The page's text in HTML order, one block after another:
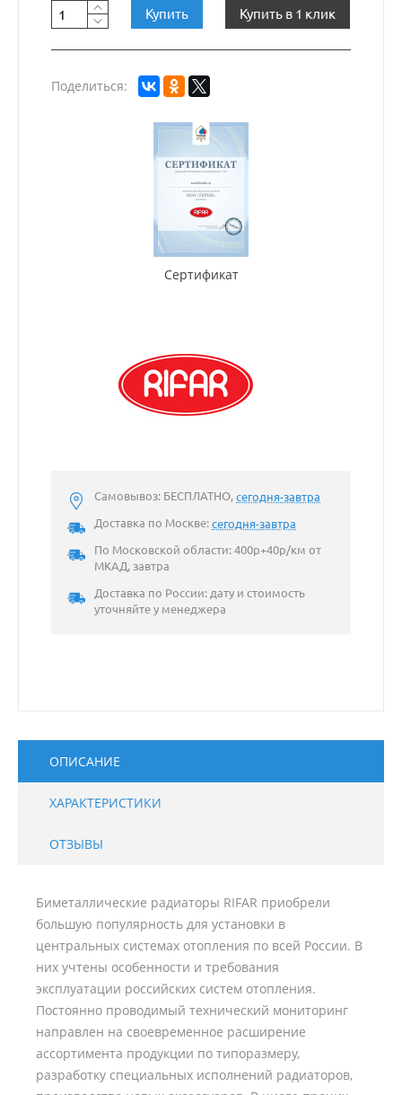
Купить Купить в 1 клик
Поделиться:
Сертификат
Самовывоз: БЕСПЛАТНО,сегодня-завтра
Доставка по Москве:сегодня-завтра
По Московской области: 400р+40р/км от
МКАД, завтра
Доставка по России: дату и стоимость
уточняйте у менеджера
ОПИСАНИЕ
ХАРАКТЕРИСТИКИ
ОТЗЫВЫ
Биметаллические радиаторы RIFAR приобрели
большую популярность для установки в
центральных системах отопления по всей России. В
них учтены особенности и требования
эксплуатации российских систем отопления.
Постоянно проводимый технический мониторинг
направлен на своевременное расширение
ассортимента продукции по типоразмеру,
разработку специальных исполнений радиаторов,